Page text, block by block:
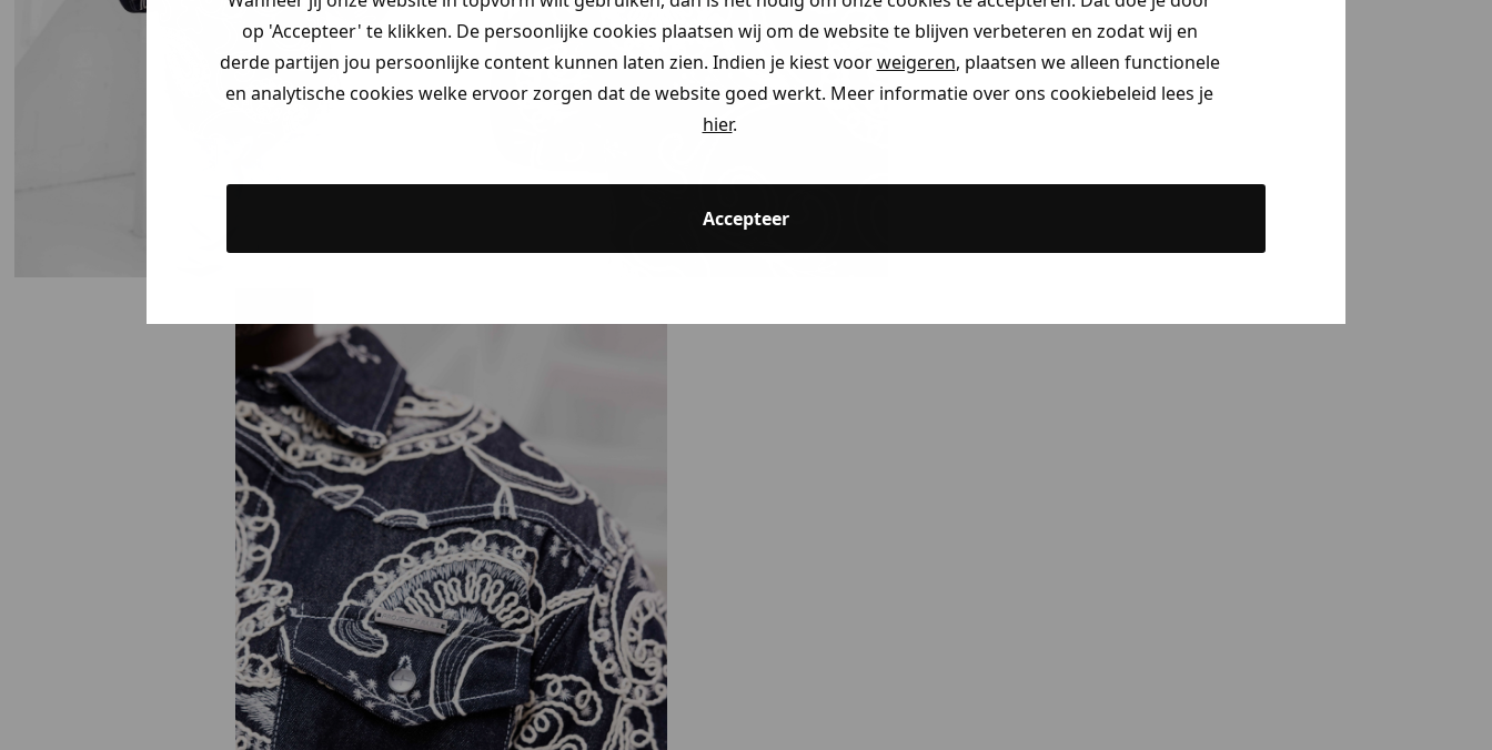
op 'Accepteer' te klikken. De persoonlijke cookies plaatsen wij om de website te blijven verbeteren en zodat wij en
derde partijen jou persoonlijke content kunnen laten zien. Indien je kiest voorweigeren, plaatsen we alleen functionele
en analytische cookies welke ervoor zorgen dat de website goed werkt. Meer informatie over ons cookiebeleid lees je
hier.
Accepteer